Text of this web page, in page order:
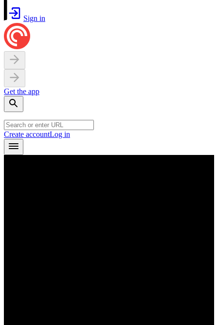
Sign in
Get the app
Create accountLog in